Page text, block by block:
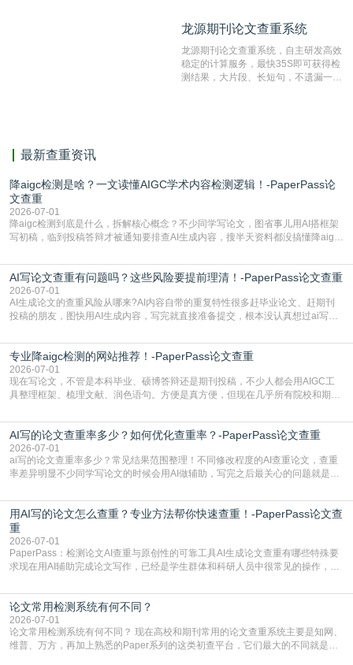
对，利用指纹索引快速而精准地在云检
有相似的片段，该项技术检测速度快、
准确率高，市场反映良好。
龙源期刊论文查重系统
龙源期刊论文查重系统，自主研发高效
稳定的计算服务，最快35S即可获得检
测结果，大片段、长短句，不遗漏一处
最新查重资讯
降aigc检测是啥？一文读懂AIGC学术内容检测逻辑！-PaperPass论
文查重
2026-07-01
降aigc检测到底是什么，拆解核心概念？不少同学写论文，图省事儿用AI搭框架
写初稿，临到投稿答辩才被通知要排查AI生成内容，搜半天资料都没搞懂降aigc
怕是已经入行的科研人员，不少人也搞不清降aigc检测是啥，对相关要求摸不
准。其实，降aigc检测是伴随AIGC工具在学术领域普及诞生的新需求，核心是为
了满足现在高校、期刊对AI生
AI写论文查重有问题吗？这些风险要提前理清！-PaperPass论文查重
2026-07-01
AI生成论文的查重风险从哪来?AI内容自带的重复特性很多赶毕业论文、赶期刊
投稿的朋友，图快用AI生成内容，写完就直接准备提交，根本没认真想过ai写论
自带不可忽视的查重风险。AI训练依赖海量公开的文本数据，生成内容本质是基
于训练数据的概率拼接，不是从零开始的原创创作。生成过程中，很容易复用已
有的高频公共表述，甚至直接拼接已经公开
专业降aigc检测的网站推荐！-PaperPass论文查重
2026-07-01
现在写论文，不管是本科毕业、硕博答辩还是期刊投稿，不少人都会用AIGC工
具整理框架、梳理文献、润色语句。方便是真方便，但现在几乎所有院校和期刊
五遍还是过不了预检测的大有人在，这时候，找到靠谱的降AIGC检测率的网
站，就能少走好多弯路。PaperPass：守护学术原创性的智能伙伴AIGC生成内
容的学术合规痛点去年帮一个本科师弟改
AI写的论文查重率多少？如何优化查重率？-PaperPass论文查重
2026-07-01
ai写的论文查重率多少？常见结果范围整理！不同修改程度的AI查重论文，查重
率差异明显不少同学写论文的时候会用AI做辅助，写完之后最关心的问题就是ai
实际情况和大家想的不太一样。AI训练依赖海量公开学术文献、网络内容，生成
内容本质是按照语义概率拼接已有内容，很容易和已发布的作品撞重复，甚至会
直接引用整段已有内容，所以查重率偏高是
用AI写的论文怎么查重？专业方法帮你快速查重！-PaperPass论文查
重
2026-07-01
PaperPass：检测论文AI查重与原创性的可靠工具AI生成论文查重有哪些特殊要
求现在用AI辅助完成论文写作，已经是学生群体和科研人员中很常见的操作，不
但很多人忽略了，AI生成的内容天生带有重复风险——训练AI的数据集本身就包
含大量已公开的学术内容、网络原创内容，AI输出内容时很容易无意识拼接出重
复片
论文常用检测系统有何不同？
2026-07-01
论文常用检测系统有何不同？ 现在高校和期刊常用的论文查重系统主要是知网、
维普、万方，再加上熟悉的Paper系列的这类初查平台，它们最大的不同就是数